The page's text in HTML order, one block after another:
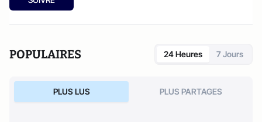
POPULAIRES 24 Heures 7 Jours
PLUS LUS PLUS PARTAGES